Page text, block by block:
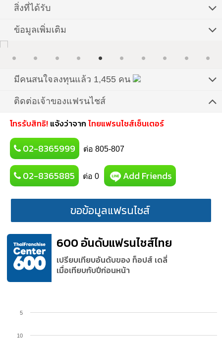
สิ่งที่ได้รับ
ข้อมูลเพิ่มเติม
มีคนสนใจลงทุนแล้ว 1,455 คน
ติดต่อเจ้าของแฟรนไชส์
โทรรับสิทธิ! แจ้งว่าจาก ไทยแฟรนไชส์เซ็นเตอร์
02-8365999 ต่อ 805-807
02-8365885 ต่อ 0 Add Friends
ขอข้อมูลแฟรนไชส์
600 อันดับแฟรนไชส์ไทย
เปรียบเทียบอันดับของ ท็อปส์ เดลี่
เมื่อเทียบกับปีก่อนหน้า
5
10